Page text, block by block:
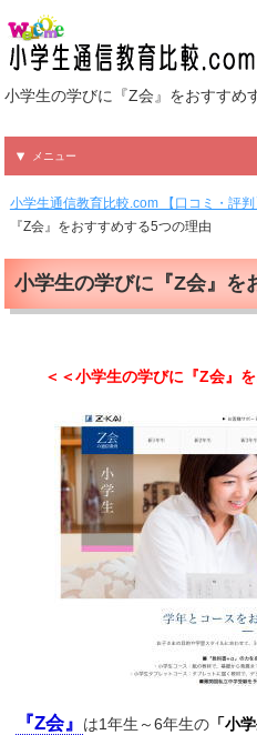
小学生の学びに『Z会』をおすすめ
メニュー
小学生通信教育比較.com 【口コミ・評判
『Z会』をおすすめする5つの理由
小学生の学びに『Z会』を
＜＜小学生の学びに『Z会』
『Z会』 は1年生～6年生の 「小